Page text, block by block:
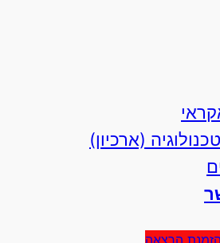
(ארכיון)
הזמנת הרצאה